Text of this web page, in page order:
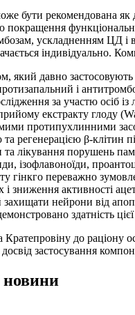
бути рекомендована
покращення
ускладненням ЦД
індивідуально.
який давно
і
за участю осіб
екстракту глоду
протипухлинними
регенерацією β-клітин
та лікування порушень
ізофлавоноїди,
гінкго переважно
і зниження активності
захищати нейрони від
здатність
до раціону
застосування
новини